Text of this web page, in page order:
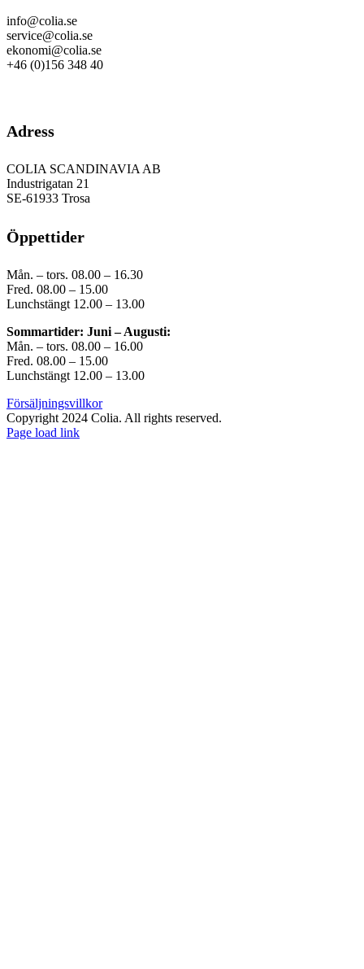
info@colia.se
service@colia.se
ekonomi@colia.se
+46 (0)156 348 40
Adress
COLIA SCANDINAVIA AB
Industrigatan 21
SE-61933 Trosa
Öppettider
Mån. – tors. 08.00 – 16.30
Fred. 08.00 – 15.00
Lunchstängt 12.00 – 13.00
Sommartider: Juni – Augusti:
Mån. – tors. 08.00 – 16.00
Fred. 08.00 – 15.00
Lunchstängt 12.00 – 13.00
Försäljningsvillkor
Copyright 2024 Colia. All rights reserved.
Page load link